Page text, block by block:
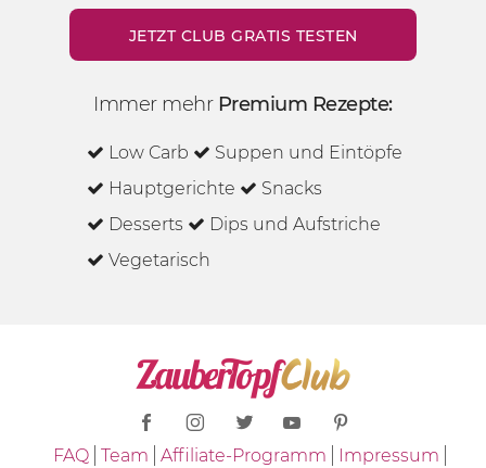
JETZT CLUB GRATIS TESTEN
Immer mehr Premium Rezepte:
Low Carb
Suppen und Eintöpfe
Hauptgerichte
Snacks
Desserts
Dips und Aufstriche
Vegetarisch
FAQ Team Affiliate-Programm
Impressum